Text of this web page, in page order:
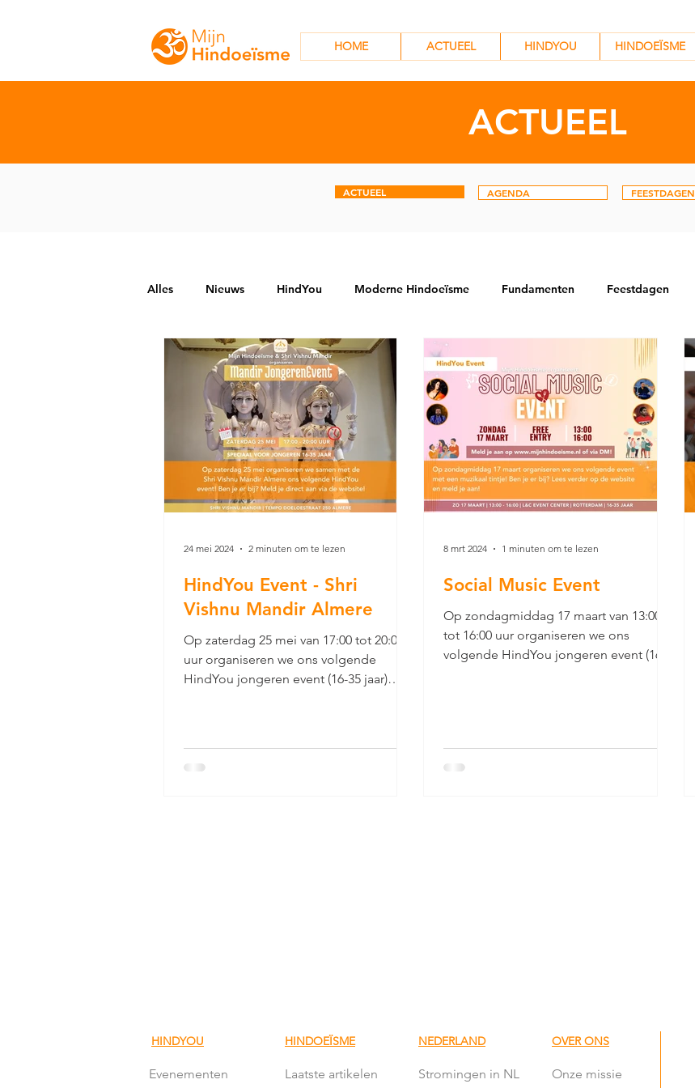
HINDOEÏSME
HINDYOU
HOME ACTUEEL HINDYOU HINDOEÏSME
ACTUEEL
ACTUEEL AGENDA FEESTDAGEN
Alles Nieuws HindYou Moderne Hindoeïsme Fundamenten Feestdagen
Geschriften
HindYou Event - Shri
Vishnu Mandir Almere
Op zaterdag 25 mei van 17:00 tot 20:00
uur organiseren we ons volgende
HindYou jongeren event (16-35 jaar)
24 mei 2024 2 minuten om te lezen
Social Music Event
Op zondagmiddag 17 maart van 13:00
tot 16:00 uur organiseren we ons
volgende HindYou jongeren event (16-
8 mrt 2024 1 minuten om te lezen
HINDYOU
Evenementen
HINDOEÏSME
Laatste artikelen
NEDERLAND
Stromingen in NL
OVER ONS
Onze missie